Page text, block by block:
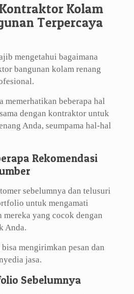
Kolam
Terpercaya
mengetahui bagaimana
bangunan kolam renang
memerhatikan beberapa hal
dengan kontraktor untuk
Anda, seumpama hal-hal
Rekomendasi
sebelumnya dan telusuri
untuk mengamati
mereka yang cocok dengan
Anda.
mengirimkan pesan dan
jasa.
Sebelumnya